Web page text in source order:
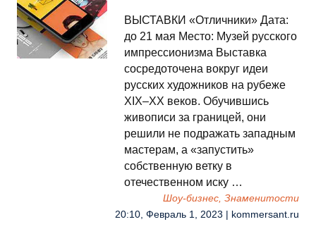
ВЫСТАВКИ «Отличники» Дата:
до 21 мая Место: Музей русского
импрессионизма Выставка
сосредоточена вокруг идеи
русских художников на рубеже
XIX–XX веков. Обучившись
живописи за границей, они
решили не подражать западным
мастерам, а «запустить»
собственную ветку в
отечественном иску …
Шоу-бизнес, Знаменитости
20:10, Февраль 1, 2023 | kommersant.ru